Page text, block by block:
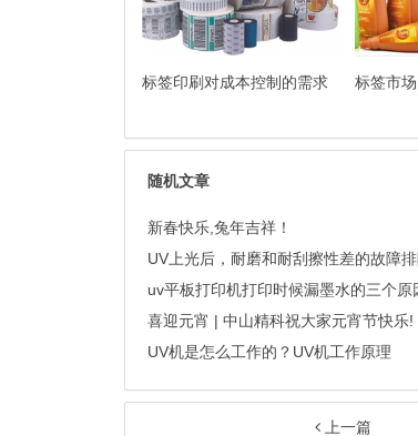
标签印刷对成本控制的需求 标签市
随机文章
新春快乐,兔年吉祥！
UV上光后，耐磨和耐刮擦性差的故障
uv平板打印机打印时候漏墨水的三个原
喜迎元宵 | 中山精科祝大家元宵节快乐!
UV机是怎么工作的？UV机工作原理
上一篇